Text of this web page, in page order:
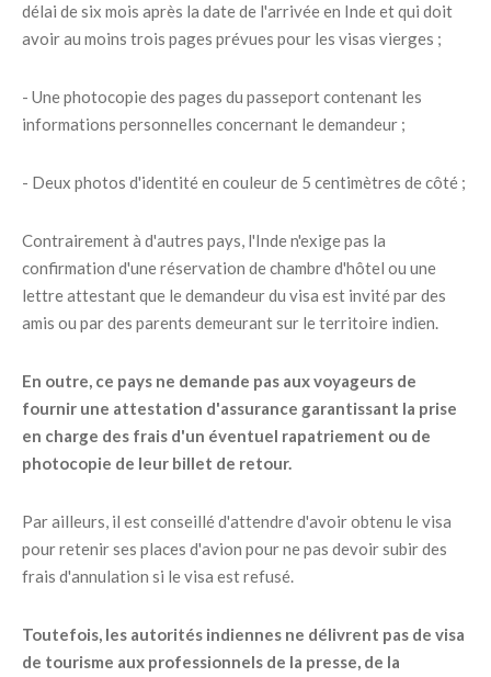
délai de six mois après la date de l'arrivée en Inde et qui doit
avoir au moins trois pages prévues pour les visas vierges ;
- Une photocopie des pages du passeport contenant les
informations personnelles concernant le demandeur ;
- Deux photos d'identité en couleur de 5 centimètres de côté ;
Contrairement à d'autres pays, l'Inde n'exige pas la
confirmation d'une réservation de chambre d'hôtel ou une
lettre attestant que le demandeur du visa est invité par des
amis ou par des parents demeurant sur le territoire indien.
En outre, ce pays ne demande pas aux voyageurs de
fournir une attestation d'assurance garantissant la prise
en charge des frais d'un éventuel rapatriement ou de
photocopie de leur billet de retour.
Par ailleurs, il est conseillé d'attendre d'avoir obtenu le visa
pour retenir ses places d'avion pour ne pas devoir subir des
frais d'annulation si le visa est refusé.
Toutefois, les autorités indiennes ne délivrent pas de visa
de tourisme aux professionnels de la presse, de la